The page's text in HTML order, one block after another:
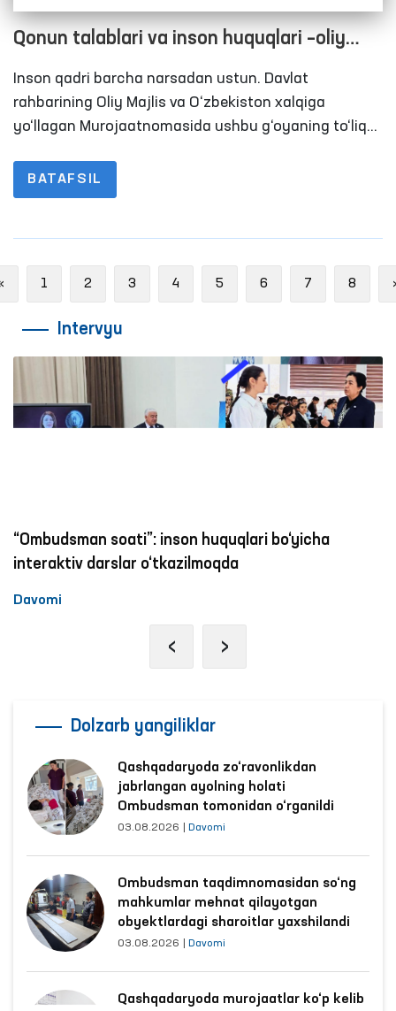
Qonun talablari va inson huquqlari –oliy
qadriyat
Inson qadri barcha narsadan ustun. Davlat
rahbarining Oliy Majlis va O‘zbekiston xalqiga
yo‘llagan Murojaatnomasida ushbu g‘oyaning to‘liq
saqlash, elektr energiya, gaz, sud-huquq, xullas
aholini qiynab kelayotgan masalalarning barchasi
surildi.
BATAFSIL
Previous
1 2 3 4 5 6 7 8
Intervyu
“Ombudsman soati”: inson huquqlari bo‘yicha
interaktiv darslar o‘tkazilmoqda
Davomi
‹ ›
Dolzarb yangiliklar
Qashqadaryoda zo‘ravonlikdan
jabrlangan ayolning holati
Ombudsman tomonidan o‘rganildi
03.08.2026 Davomi
Ombudsman taqdimnomasidan so‘ng
mahkumlar mehnat qilayotgan
obyektlardagi sharoitlar yaxshilandi
03.08.2026 Davomi
Qashqadaryoda murojaatlar ko‘p kelib